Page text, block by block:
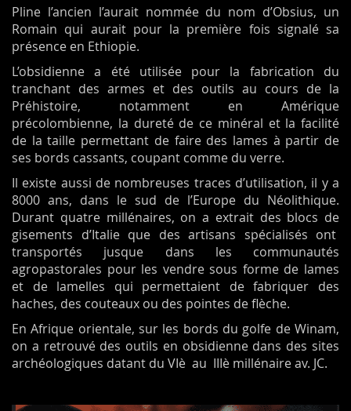
Pline l’ancien l’aurait nommée du nom d’Obsius, un
Romain qui aurait pour la première fois signalé sa
présence en Ethiopie.
L’obsidienne a été utilisée pour la fabrication du
tranchant des armes et des outils au cours de la
Préhistoire, notamment en Amérique
précolombienne, la dureté de ce minéral et la facilité
de la taille permettant de faire des lames à partir de
ses bords cassants, coupant comme du verre.
Il existe aussi de nombreuses traces d’utilisation, il y a
8000 ans, dans le sud de l’Europe du Néolithique.
Durant quatre millénaires, on a extrait des blocs de
gisements d’Italie que des artisans spécialisés ont
transportés jusque dans les communautés
agropastorales pour les vendre sous forme de lames
et de lamelles qui permettaient de fabriquer des
haches, des couteaux ou des pointes de flèche.
En Afrique orientale, sur les bords du golfe de Winam,
on a retrouvé des outils en obsidienne dans des sites
archéologiques datant du VIè au IIIè millénaire av. JC.